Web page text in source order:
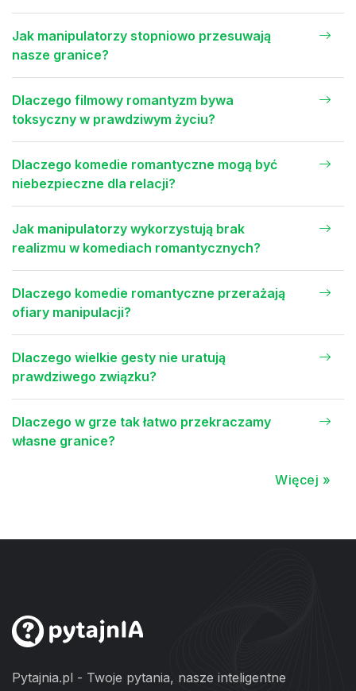
Jak manipulatorzy stopniowo przesuwają
nasze granice?
Dlaczego filmowy romantyzm bywa
toksyczny w prawdziwym życiu?
Dlaczego komedie romantyczne mogą być
niebezpieczne dla relacji?
Jak manipulatorzy wykorzystują brak
realizmu w komediach romantycznych?
Dlaczego komedie romantyczne przerażają
ofiary manipulacji?
Dlaczego wielkie gesty nie uratują
prawdziwego związku?
Dlaczego w grze tak łatwo przekraczamy
własne granice?
Więcej »
Pytajnia.pl - Twoje pytania, nasze inteligentne